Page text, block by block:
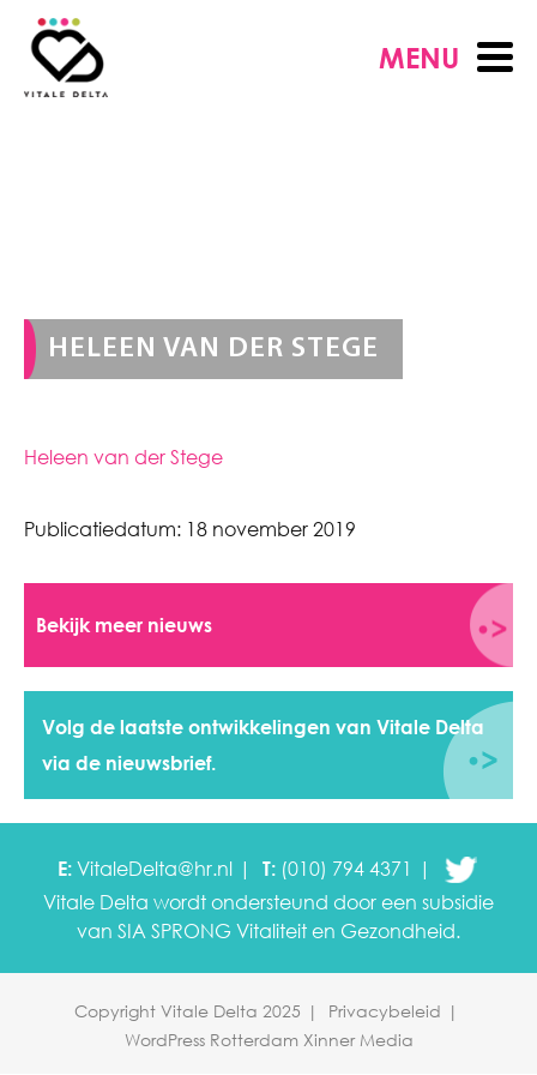
MENU
HELEEN VAN DER STEGE
Heleen van der Stege
Publicatiedatum: 18 november 2019
Bekijk meer nieuws
Volg de laatste ontwikkelingen van Vitale Delta
via de nieuwsbrief.
E: VitaleDelta@hr.nl T: (010) 794 4371
Vitale Delta wordt ondersteund door een subsidie
van SIA SPRONG Vitaliteit en Gezondheid.
Copyright Vitale Delta 2025
Privacybeleid
WordPress Rotterdam Xinner Media